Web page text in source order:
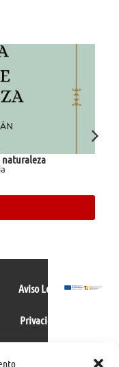
naturaleza
Aviso Legal
Privacidad